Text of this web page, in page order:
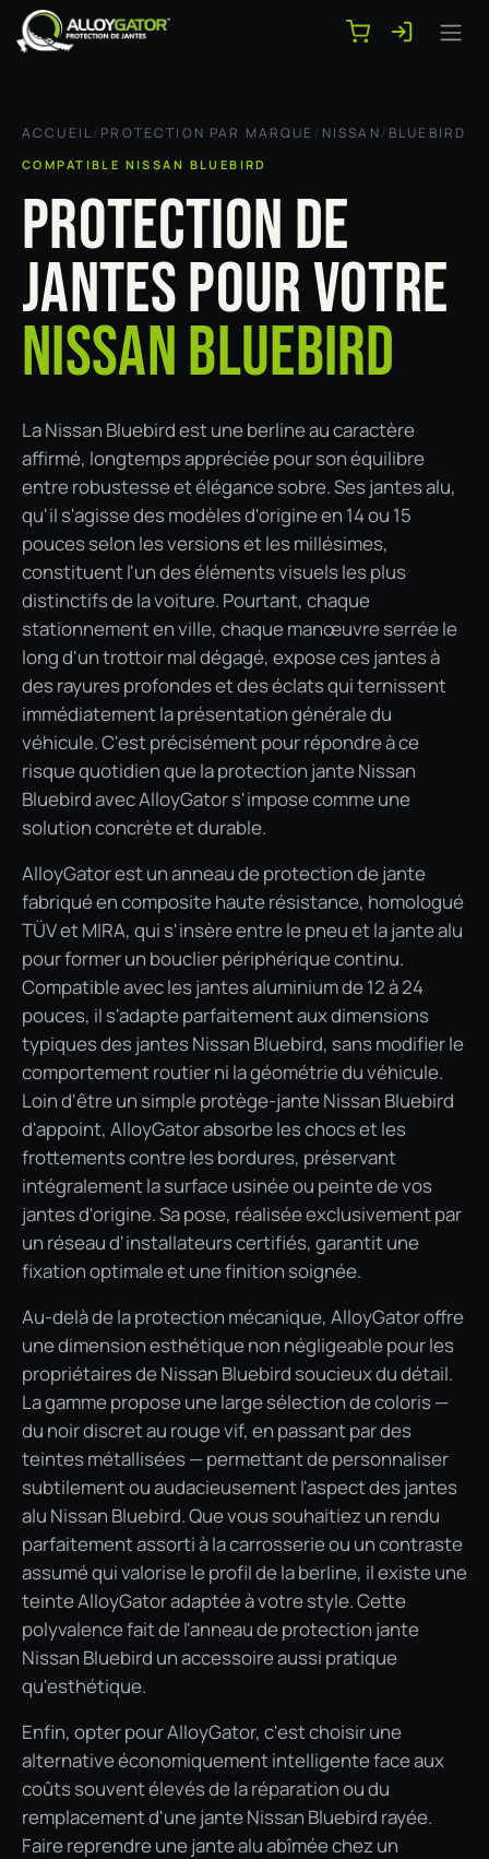
Se rendre au contenu
ACCUEIL/ PROTECTION PAR MARQUE / NISSAN/ BLUEBIRD
COMPATIBLE NISSAN BLUEBIRD
PROTECTION DE
JANTES POUR VOTRE
NISSAN BLUEBIRD
La Nissan Bluebird est une berline au caractère
affirmé, longtemps appréciée pour son équilibre
entre robustesse et élégance sobre. Ses jantes alu,
qu'il s'agisse des modèles d'origine en 14 ou 15
pouces selon les versions et les millésimes,
constituent l'un des éléments visuels les plus
distinctifs de la voiture. Pourtant, chaque
stationnement en ville, chaque manœuvre serrée le
long d'un trottoir mal dégagé, expose ces jantes à
des rayures profondes et des éclats qui ternissent
immédiatement la présentation générale du
véhicule. C'est précisément pour répondre à ce
risque quotidien que la protection jante Nissan
Bluebird avec AlloyGator s'impose comme une
solution concrète et durable.
AlloyGator est un anneau de protection de jante
fabriqué en composite haute résistance, homologué
TÜV et MIRA, qui s'insère entre le pneu et la jante alu
pour former un bouclier périphérique continu.
Compatible avec les jantes aluminium de 12 à 24
pouces, il s'adapte parfaitement aux dimensions
typiques des jantes Nissan Bluebird, sans modifier le
comportement routier ni la géométrie du véhicule.
Loin d'être un simple protège-jante Nissan Bluebird
d'appoint, AlloyGator absorbe les chocs et les
frottements contre les bordures, préservant
intégralement la surface usinée ou peinte de vos
jantes d'origine. Sa pose, réalisée exclusivement par
un réseau d'installateurs certifiés, garantit une
fixation optimale et une finition soignée.
Au-delà de la protection mécanique, AlloyGator offre
une dimension esthétique non négligeable pour les
propriétaires de Nissan Bluebird soucieux du détail.
La gamme propose une large sélection de coloris —
du noir discret au rouge vif, en passant par des
teintes métallisées — permettant de personnaliser
subtilement ou audacieusement l'aspect des jantes
alu Nissan Bluebird. Que vous souhaitiez un rendu
parfaitement assorti à la carrosserie ou un contraste
assumé qui valorise le profil de la berline, il existe une
teinte AlloyGator adaptée à votre style. Cette
polyvalence fait de l'anneau de protection jante
Nissan Bluebird un accessoire aussi pratique
qu'esthétique.
Enfin, opter pour AlloyGator, c'est choisir une
alternative économiquement intelligente face aux
coûts souvent élevés de la réparation ou du
remplacement d'une jante Nissan Bluebird rayée.
Faire reprendre une jante alu abîmée chez un